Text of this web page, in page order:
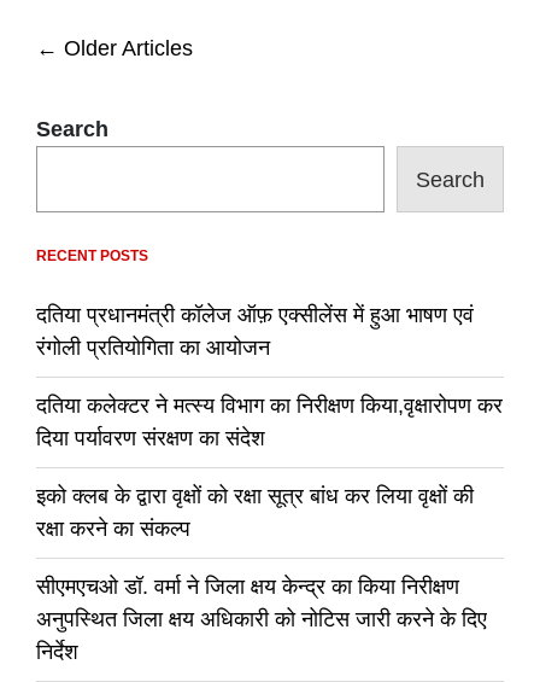
में
बंद
का
फंदा
आत्महत्या
की
Posts
← Older Articles
Search
Search
RECENT POSTS
दतिया प्रधानमंत्री कॉलेज ऑफ़ एक्सीलेंस में हुआ भाषण एवं
रंगोली प्रतियोगिता का आयोजन
दतिया कलेक्टर ने मत्स्य विभाग का निरीक्षण किया,वृक्षारोपण कर
दिया पर्यावरण संरक्षण का संदेश
इको क्लब के द्वारा वृक्षों को रक्षा सूत्र बांध कर लिया वृक्षों की
रक्षा करने का संकल्प
सीएमएचओ डॉ. वर्मा ने जिला क्षय केन्द्र का किया निरीक्षण
अनुपस्थित जिला क्षय अधिकारी को नोटिस जारी करने के दिए
निर्देश